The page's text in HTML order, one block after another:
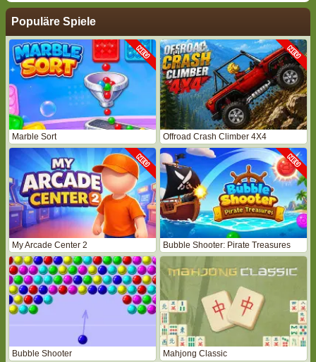
Populäre Spiele
Marble Sort Offroad Crash Climber 4X4
My Arcade Center 2 Bubble Shooter: Pirate Treasures
Bubble Shooter Mahjong Classic